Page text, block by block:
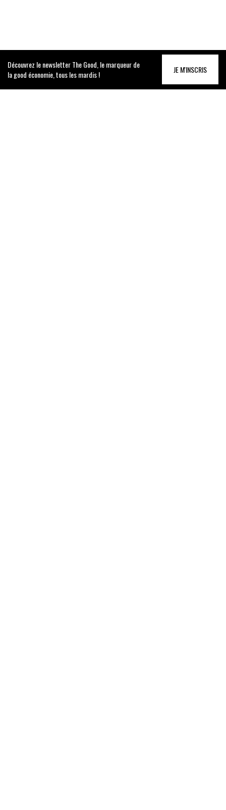
Découvrez le newsletter The Good, le marqueur de
la good économie, tous les mardis !
JE M'INSCRIS